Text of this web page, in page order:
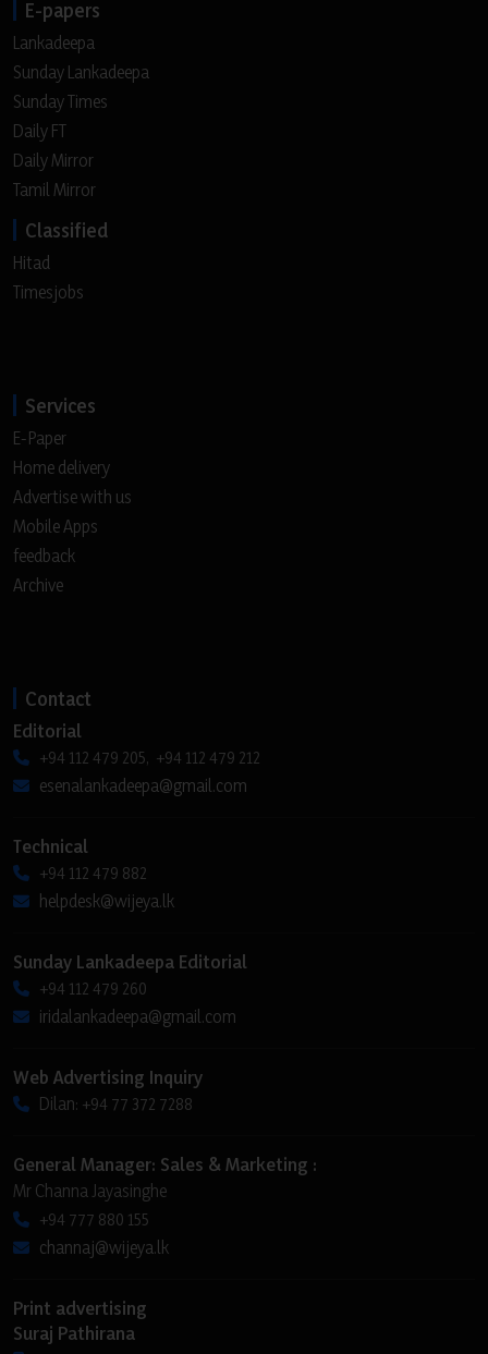
E-papers
Lankadeepa
Sunday Lankadeepa
Sunday Times
Daily FT
Daily Mirror
Tamil Mirror
Classified
Hitad
Timesjobs
Services
E-Paper
Home delivery
Advertise with us
Mobile Apps
feedback
Archive
Contact
Editorial
+94 112 479 205, +94 112 479 212
esenalankadeepa@gmail.com
Technical
+94 112 479 882
helpdesk@wijeya.lk
Sunday Lankadeepa Editorial
+94 112 479 260
iridalankadeepa@gmail.com
Web Advertising Inquiry
Dilan: +94 77 372 7288
General Manager: Sales & Marketing :
Mr Channa Jayasinghe
+94 777 880 155
channaj@wijeya.lk
Print advertising
Suraj Pathirana